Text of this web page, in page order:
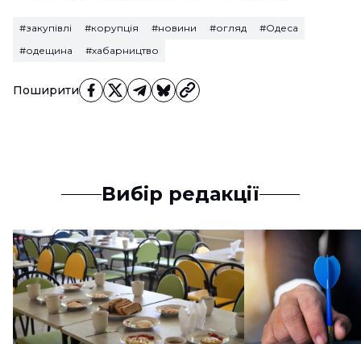
Поширити
#закупівлі #корупція #новини #огляд
#Одеса
#одещина
#хабарництво
Вибір редакції